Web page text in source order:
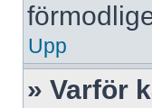
Upp
» Varför